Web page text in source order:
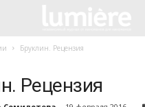
Бруклин. Рецензия
Рецензия